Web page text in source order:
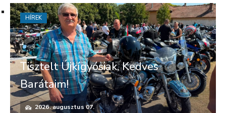
Tisztelt Újkígyósiak, Kedves
Barátaim!
2026. augusztus 07.
HÍREK